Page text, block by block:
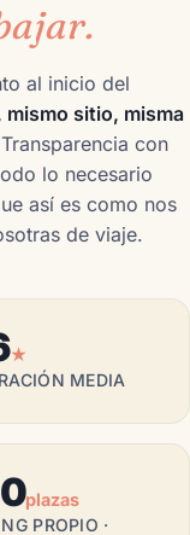
al inicio del
sitio, misma
con
lo necesario
así es como nos
de viaje.
★
MEDIA
plazas
PROPIO ·